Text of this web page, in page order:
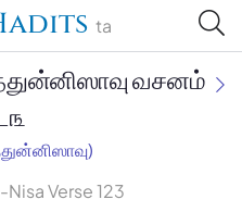
ta
வசனம்
Nisa Verse 123